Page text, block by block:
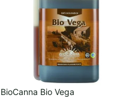
BioCanna Bio Vega